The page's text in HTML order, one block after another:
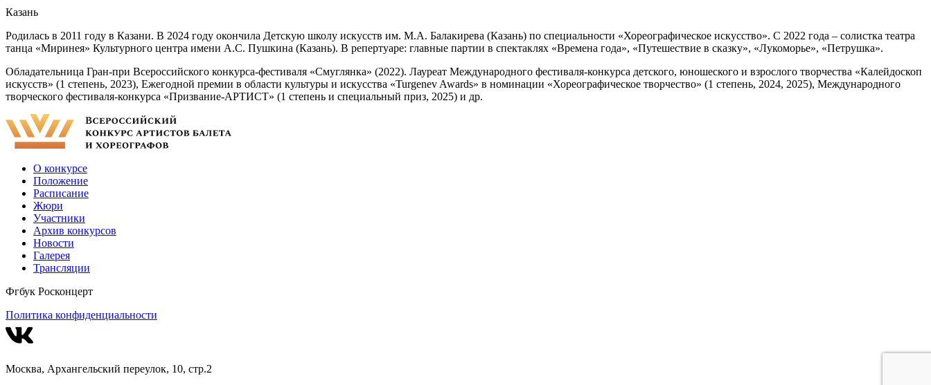
Казань
Родилась в 2011 году в Казани. В 2024 году окончила Детскую школу искусств им. М.А. Балакирева (Казань) по специальности «Хореографическое искусство». С 2022 года – солистка театра
танца «Миринея» Культурного центра имени А.С. Пушкина (Казань). В репертуаре: главные партии в спектаклях «Времена года», «Путешествие в сказку», «Лукоморье», «Петрушка».
Обладательница Гран-при Всероссийского конкурса-фестиваля «Смуглянка» (2022). Лауреат Международного фестиваля-конкурса детского, юношеского и взрослого творчества «Калейдоскоп
искусств» (1 степень, 2023), Ежегодной премии в области культуры и искусства «Turgenev Awards» в номинации «Хореографическое творчество» (1 степень, 2024, 2025), Международного
творческого фестиваля-конкурса «Призвание-АРТИСТ» (1 степень и специальный приз, 2025) и др.
О конкурсе
Положение
Расписание
Жюри
Участники
Архив конкурсов
Новости
Галерея
Трансляции
Фгбук Росконцерт
Политика конфиденциальности
Москва, Архангельский переулок, 10, стр.2